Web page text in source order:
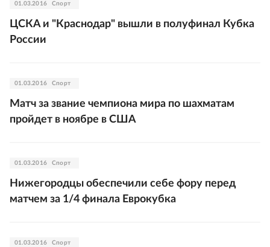
01.03.2016 Спорт
ЦСКА и "Краснодар" вышли в полуфинал Кубка
России
01.03.2016 Спорт
Матч за звание чемпиона мира по шахматам
пройдет в ноябре в США
01.03.2016 Спорт
Нижегородцы обеспечили себе фору перед
матчем за 1/4 финала Еврокубка
01.03.2016 Спорт